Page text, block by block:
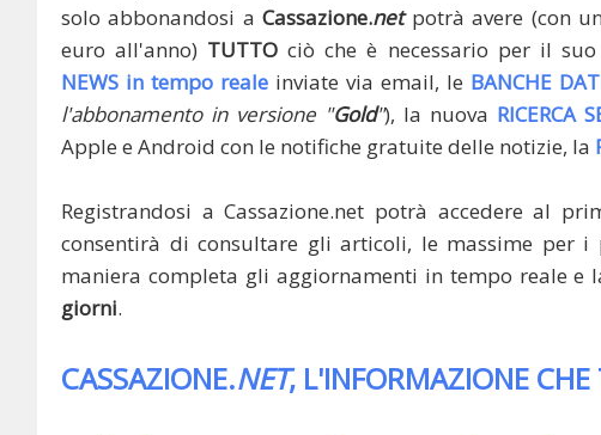
solo abbonandosi aCassazione.netpotrà avere (con
euro all'anno) TUTTO ciò che è necessario per il
NEWS in tempo reale inviate via email, le BANCHE
l'abbonamento in versione "Gold"), la nuova RICERCA
Apple e Android con le notifiche gratuite delle notizie, la
Registrandosi a Cassazione.net potrà accedere al
consentirà di consultare gli articoli, le massime per
maniera completa gli aggiornamenti in tempo reale e
giorni.
CASSAZIONE.NET, L'INFORMAZIONE CHE